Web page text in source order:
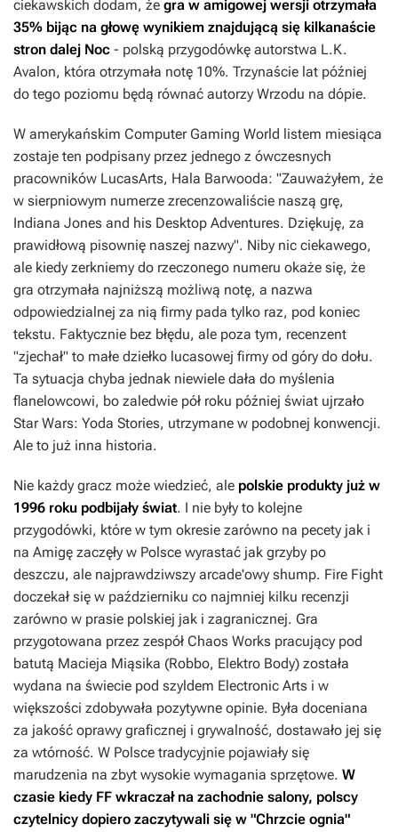
ciekawskich dodam, że gra w amigowej wersji otrzymała
35% bijąc na głowę wynikiem znajdującą się kilkanaście
stron dalej Noc - polską przygodówkę autorstwa L.K.
Avalon, która otrzymała notę 10%. Trzynaście lat później
do tego poziomu będą równać autorzy Wrzodu na dópie.
W amerykańskim Computer Gaming World listem miesiąca
zostaje ten podpisany przez jednego z ówczesnych
pracowników LucasArts, Hala Barwooda: "Zauważyłem, że
w sierpniowym numerze zrecenzowaliście naszą grę,
Indiana Jones and his Desktop Adventures. Dziękuję, za
prawidłową pisownię naszej nazwy". Niby nic ciekawego,
ale kiedy zerkniemy do rzeczonego numeru okaże się, że
gra otrzymała najniższą możliwą notę, a nazwa
odpowiedzialnej za nią firmy pada tylko raz, pod koniec
tekstu. Faktycznie bez błędu, ale poza tym, recenzent
"zjechał" to małe dziełko lucasowej firmy od góry do dołu.
Ta sytuacja chyba jednak niewiele dała do myślenia
flanelowcowi, bo zaledwie pół roku później świat ujrzało
Star Wars: Yoda Stories, utrzymane w podobnej konwencji.
Ale to już inna historia.
Nie każdy gracz może wiedzieć, ale polskie produkty już w
1996 roku podbijały świat. I nie były to kolejne
przygodówki, które w tym okresie zarówno na pecety jak i
na Amigę zaczęły w Polsce wyrastać jak grzyby po
deszczu, ale najprawdziwszy arcade'owy shump. Fire Fight
doczekał się w październiku co najmniej kilku recenzji
zarówno w prasie polskiej jak i zagranicznej. Gra
przygotowana przez zespół Chaos Works pracujący pod
batutą Macieja Miąsika (Robbo, Elektro Body) została
wydana na świecie pod szyldem Electronic Arts i w
większości zdobywała pozytywne opinie. Była doceniana
za jakość oprawy graficznej i grywalność, dostawało jej się
za wtórność. W Polsce tradycyjnie pojawiały się
marudzenia na zbyt wysokie wymagania sprzętowe. W
czasie kiedy FF wkraczał na zachodnie salony, polscy
czytelnicy dopiero zaczytywali się w "Chrzcie ognia"